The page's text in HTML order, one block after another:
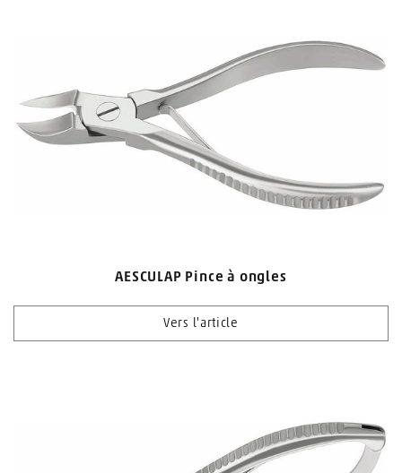
AESCULAP Pince à ongles
Vers l'article